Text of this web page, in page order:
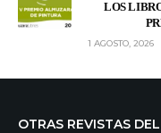
LOS
1 AGOSTO, 2026
OTRAS REVISTAS